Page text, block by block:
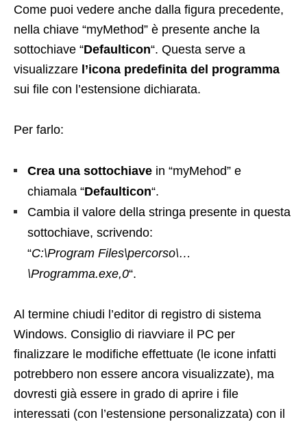
Come puoi vedere anche dalla figura precedente,
nella chiave “myMethod” è presente anche la
sottochiave “Defaulticon“. Questa serve a
visualizzare l’icona predefinita del programma
sui file con l’estensione dichiarata.
Per farlo:
Crea una sottochiave in “myMehod” e
chiamala “Defaulticon“.
Cambia il valore della stringa presente in questa
sottochiave, scrivendo:
“C:\Program Files\percorso\…
\Programma.exe,0“.
Al termine chiudi l’editor di registro di sistema
Windows. Consiglio di riavviare il PC per
finalizzare le modifiche effettuate (le icone infatti
potrebbero non essere ancora visualizzate), ma
dovresti già essere in grado di aprire i file
interessati (con l’estensione personalizzata) con il